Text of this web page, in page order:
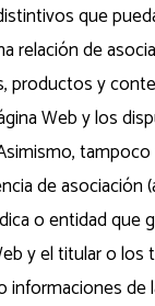
que
relación de
productos y
Web y los
de asociación
o entidad que
y el titular o
de